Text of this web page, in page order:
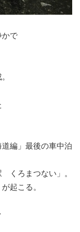
かで
編」最後の車中泊
くろまつない」。
起こる。